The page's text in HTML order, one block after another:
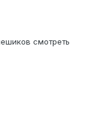
смотреть